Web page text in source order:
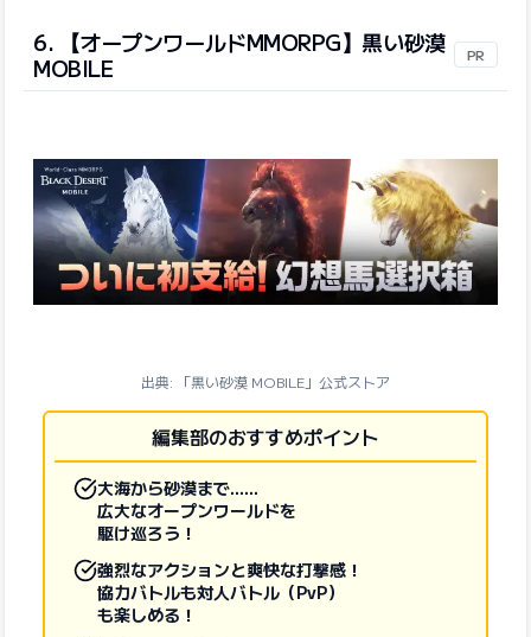
6. 【オープンワールドMMORPG】黒い砂漠
MOBILE
PR
出典: 「黒い砂漠 MOBILE」公式ストア
編集部のおすすめポイント
大海から砂漠まで……
広大なオープンワールドを
駆け巡ろう！
強烈なアクションと爽快な打撃感！
協力バトルも対人バトル（PvP）
も楽しめる！